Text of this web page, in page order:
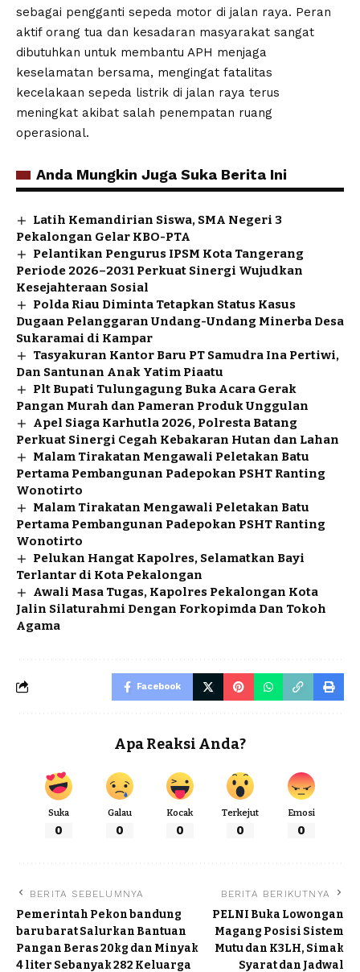
sebagai pengganti sepeda motor di jalan raya. Peran
aktif orang tua dan kesadaran masyarakat sangat
dibutuhkan untuk membantu APH menjaga
keselamatan bersama, mengingat fatalitas
kecelakaan sepeda listrik di jalan raya terus
meningkat akibat salah penempatan ruang
operasional.
Anda Mungkin Juga Suka Berita Ini
Latih Kemandirian Siswa, SMA Negeri 3
Pekalongan Gelar KBO-PTA
Pelantikan Pengurus IPSM Kota Tangerang
Periode 2026–2031 Perkuat Sinergi Wujudkan
Kesejahteraan Sosial
Polda Riau Diminta Tetapkan Status Kasus
Dugaan Pelanggaran Undang-Undang Minerba Desa
Sukaramai di Kampar
Tasyakuran Kantor Baru PT Samudra Ina Pertiwi,
Dan Santunan Anak Yatim Piaatu
Plt Bupati Tulungagung Buka Acara Gerak
Pangan Murah dan Pameran Produk Unggulan
Apel Siaga Karhutla 2026, Polresta Batang
Perkuat Sinergi Cegah Kebakaran Hutan dan Lahan
Malam Tirakatan Mengawali Peletakan Batu
Pertama Pembangunan Padepokan PSHT Ranting
Wonotirto
Malam Tirakatan Mengawali Peletakan Batu
Pertama Pembangunan Padepokan PSHT Ranting
Wonotirto
Pelukan Hangat Kapolres, Selamatkan Bayi
Terlantar di Kota Pekalongan
Awali Masa Tugas, Kapolres Pekalongan Kota
Jalin Silaturahmi Dengan Forkopimda Dan Tokoh
Agama
Facebook
Apa Reaksi Anda?
Suka
0
Galau
0
Kocak
0
Terkejut
0
Emosi
0
BERITA SEBELUMNYA
Pemerintah Pekon bandung
baru barat Salurkan Bantuan
Pangan Beras 20kg dan Minyak
4 liter Sebanyak 282 Keluarga
BERITA BERIKUTNYA
PELNI Buka Lowongan
Magang Posisi Sistem
Mutu dan K3LH, Simak
Syarat dan Jadwal